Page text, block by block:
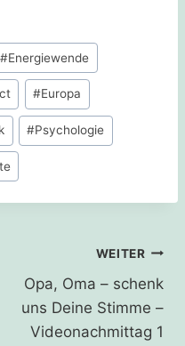
#Energiewende
#Europa
#Psychologie
WEITER
Opa, Oma – schenk
uns Deine Stimme –
Videonachmittag 1